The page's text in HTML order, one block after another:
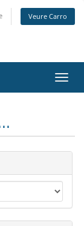
Veure Carro
la